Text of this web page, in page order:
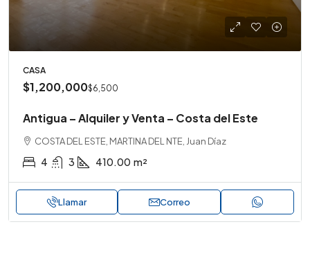
CASA
$1,200,000$6,500
Antigua – Alquiler y Venta – Costa del Este
COSTA DEL ESTE, MARTINA DEL NTE, Juan Díaz
4 3 410.00 m²
Llamar Correo